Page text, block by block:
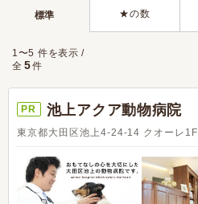
標準 ★の数
1〜5 件を表示 /
全 5件
PR 池上アクア動物病院
東京都大田区池上4-24-14 クオーレ1F